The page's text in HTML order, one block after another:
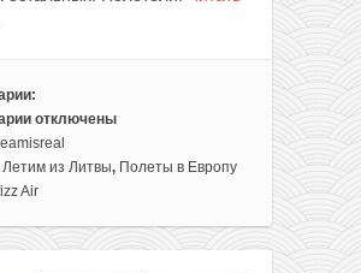
отключены
Летим из Литвы, Полеты в Европу
Air